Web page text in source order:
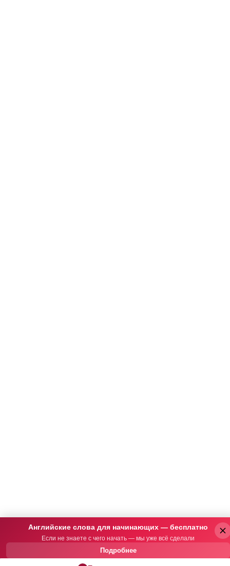
Английские слова для начинающих — бесплатно
Если не знаете с чего начать — мы уже всё сделали
Подробнее